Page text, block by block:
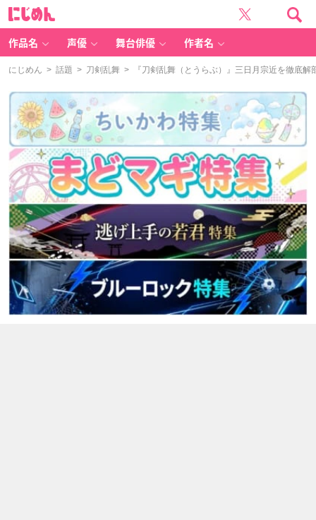
作品名 声優 舞台俳優 作者名
にじめん > 話題 > 刀剣乱舞 > 『刀剣乱舞（とうらぶ）』三日月宗近を徹底